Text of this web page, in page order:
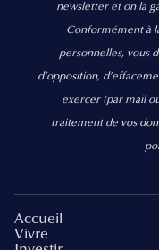
newsletter et on la
Conformément à
personnelles, vous
d’opposition,
exercer (par mail
traitement de vos
Accueil
Vivre